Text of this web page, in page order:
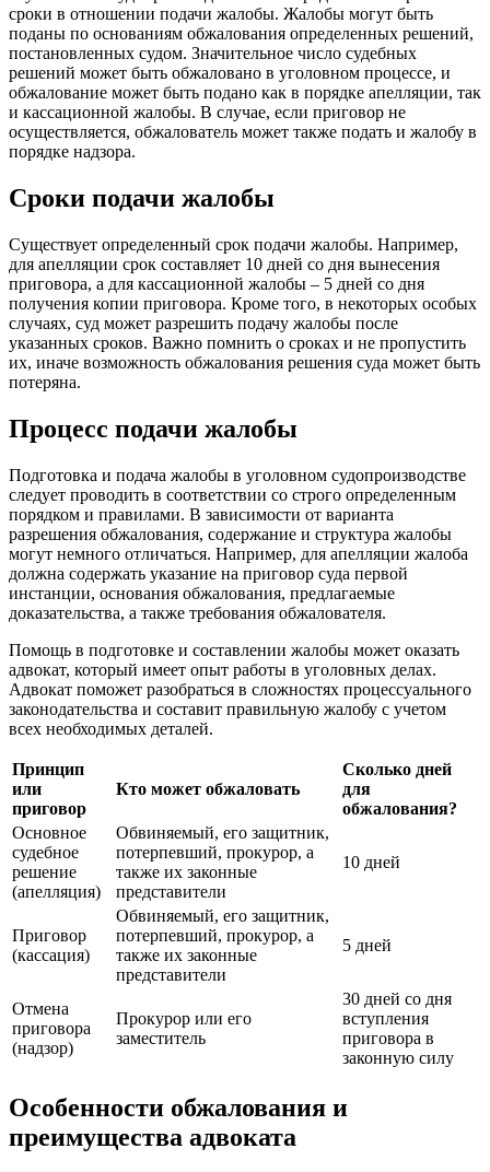
сроки в отношении подачи жалобы. Жалобы могут быть
поданы по основаниям обжалования определенных решений,
постановленных судом. Значительное число судебных
решений может быть обжаловано в уголовном процессе, и
обжалование может быть подано как в порядке апелляции, так
и кассационной жалобы. В случае, если приговор не
осуществляется, обжалователь может также подать и жалобу в
порядке надзора.
Сроки подачи жалобы
Существует определенный срок подачи жалобы. Например,
для апелляции срок составляет 10 дней со дня вынесения
приговора, а для кассационной жалобы – 5 дней со дня
получения копии приговора. Кроме того, в некоторых особых
случаях, суд может разрешить подачу жалобы после
указанных сроков. Важно помнить о сроках и не пропустить
их, иначе возможность обжалования решения суда может быть
потеряна.
Процесс подачи жалобы
Подготовка и подача жалобы в уголовном судопроизводстве
следует проводить в соответствии со строго определенным
порядком и правилами. В зависимости от варианта
разрешения обжалования, содержание и структура жалобы
могут немного отличаться. Например, для апелляции жалоба
должна содержать указание на приговор суда первой
инстанции, основания обжалования, предлагаемые
доказательства, а также требования обжалователя.
Помощь в подготовке и составлении жалобы может оказать
адвокат, который имеет опыт работы в уголовных делах.
Адвокат поможет разобраться в сложностях процессуального
законодательства и составит правильную жалобу с учетом
всех необходимых деталей.
Принцип
или
приговор
Кто может обжаловать
Сколько дней
для
обжалования?
Основное
судебное
решение
(апелляция)
Обвиняемый, его защитник,
потерпевший, прокурор, а
также их законные
представители
10 дней
Приговор
(кассация)
Обвиняемый, его защитник,
потерпевший, прокурор, а
также их законные
представители
5 дней
Отмена
приговора
(надзор)
Прокурор или его
заместитель
30 дней со дня
вступления
приговора в
законную силу
Особенности обжалования и
преимущества адвоката